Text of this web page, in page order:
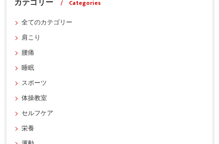
Categories
全てのカテゴリー
肩こり
腰痛
睡眠
スポーツ
体操教室
セルフケア
栄養